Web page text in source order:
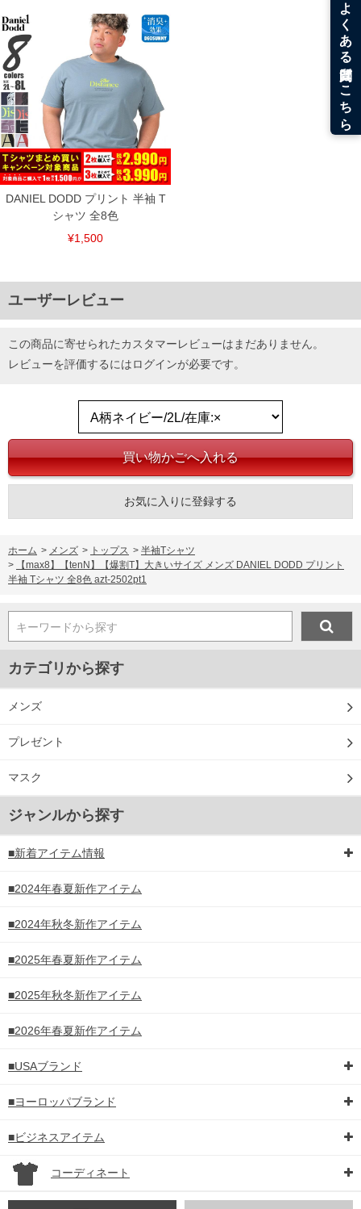
DANIEL DODD プリント 半袖 T
シャツ 全8色
¥1,500
ユーザーレビュー
この商品に寄せられたカスタマーレビューはまだありません。
レビューを評価するにはログインが必要です。
お気に入りに登録する
ホーム > メンズ > トップス > 半袖Tシャツ
>
【max8】【tenN】【爆割T】大きいサイズ メンズ DANIEL DODD プリント
半袖 Tシャツ 全8色 azt-2502pt1
キーワードから探す
カテゴリから探す
メンズ
プレゼント
マスク
ジャンルから探す
■新着アイテム情報
■2024年春夏新作アイテム
■2024年秋冬新作アイテム
■2025年春夏新作アイテム
■2025年秋冬新作アイテム
■2026年春夏新作アイテム
■USAブランド
■ヨーロッパブランド
■ビジネスアイテム
コーディネート